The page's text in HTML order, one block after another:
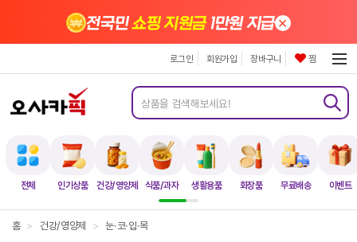
전체 인기상품 건강/영양제 식품/과자 생활용품 화장품 무료배송 이벤트
전국민쇼핑 지원금1만원 지급×
로그인 회원가입 장바구니 찜
홈 > 건강/영양제 > 눈·코·입·목